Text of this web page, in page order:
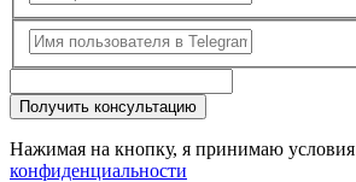
Получить консультацию
Нажимая на кнопку, я принимаю условия
конфиденциальности